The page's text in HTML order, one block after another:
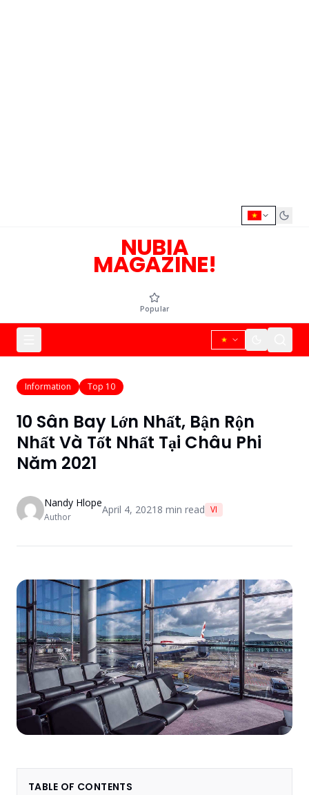
NUBIA
MAGAZINE!
Popular
Information Top 10
10 Sân Bay Lớn Nhất, Bận Rộn
Nhất Và Tốt Nhất Tại Châu Phi
Năm 2021
Nandy Hlope
Author
April 4, 2021 8 min read VI
TABLE OF CONTENTS